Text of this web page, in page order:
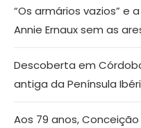
“Os armários vazios” e
Annie Ernaux sem as
Descoberta em
antiga da Península
Aos 79 anos,